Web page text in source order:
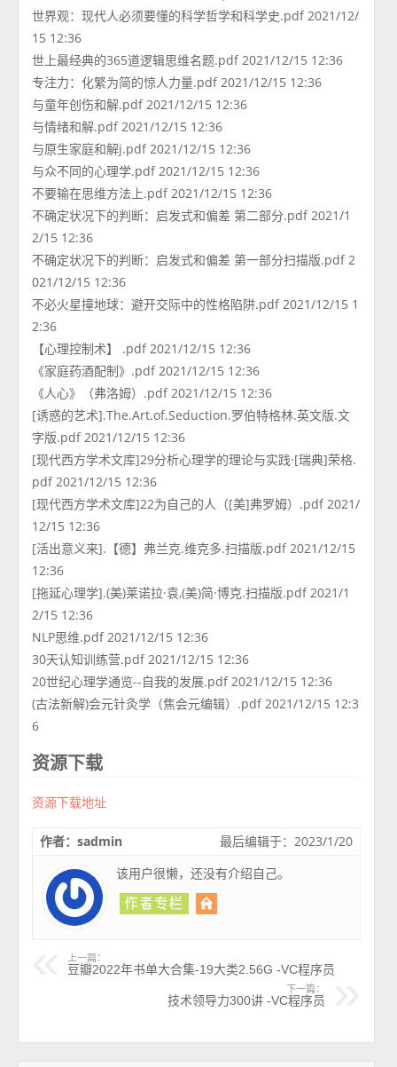
世界观：现代人必须要懂的科学哲学和科学史.pdf 2021/12/
15 12:36
世上最经典的365道逻辑思维名题.pdf 2021/12/15 12:36
专注力：化繁为简的惊人力量.pdf 2021/12/15 12:36
与童年创伤和解.pdf 2021/12/15 12:36
与情绪和解.pdf 2021/12/15 12:36
与原生家庭和解j.pdf 2021/12/15 12:36
与众不同的心理学.pdf 2021/12/15 12:36
不要输在思维方法上.pdf 2021/12/15 12:36
不确定状况下的判断：启发式和偏差 第二部分.pdf 2021/1
2/15 12:36
不确定状况下的判断：启发式和偏差 第一部分扫描版.pdf 2
021/12/15 12:36
不必火星撞地球：避开交际中的性格陷阱.pdf 2021/12/15 1
2:36
【心理控制术】 .pdf 2021/12/15 12:36
《家庭药酒配制》.pdf 2021/12/15 12:36
《人心》（弗洛姆）.pdf 2021/12/15 12:36
[诱惑的艺术].The.Art.of.Seduction.罗伯特格林.英文版.文
字版.pdf 2021/12/15 12:36
[现代西方学术文库]29分析心理学的理论与实践·[瑞典]荣格.
pdf 2021/12/15 12:36
[现代西方学术文库]22为自己的人（[美]弗罗姆）.pdf 2021/
12/15 12:36
[活出意义来].【德】弗兰克.维克多.扫描版.pdf 2021/12/15
12:36
[拖延心理学].(美)莱诺拉·袁,(美)简·博克.扫描版.pdf 2021/1
2/15 12:36
NLP思维.pdf 2021/12/15 12:36
30天认知训练营.pdf 2021/12/15 12:36
20世纪心理学通览--自我的发展.pdf 2021/12/15 12:36
(古法新解)会元针灸学（焦会元编辑）.pdf 2021/12/15 12:3
6
资源下载
资源下载地址
最后编辑于：2023/1/20
作者：sadmin
该用户很懒，还没有介绍自己。
上一篇：
豆瓣2022年书单大合集-19大类2.56G -VC程序员
下一篇：
技术领导力300讲 -VC程序员